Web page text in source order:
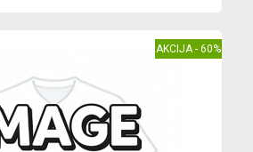
AKCIJA - 60%